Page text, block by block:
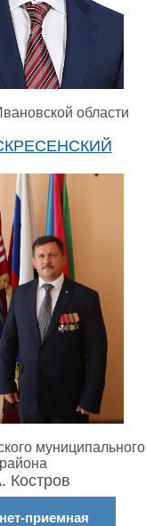
области
муниципального
района
Костров
приемная